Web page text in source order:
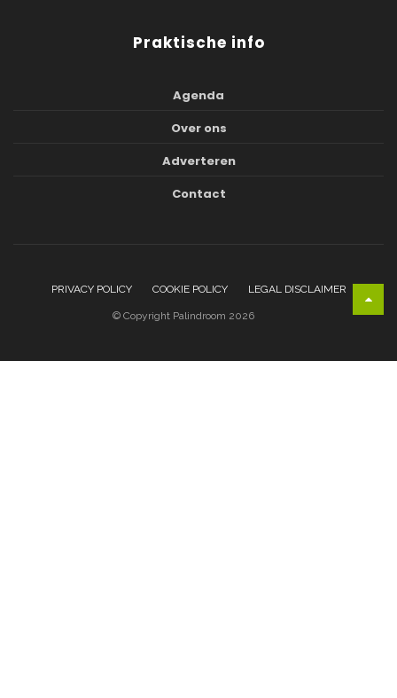
Praktische info
Agenda
Over ons
Adverteren
Contact
PRIVACY POLICY COOKIE POLICY LEGAL DISCLAIMER
© Copyright Palindroom 2026